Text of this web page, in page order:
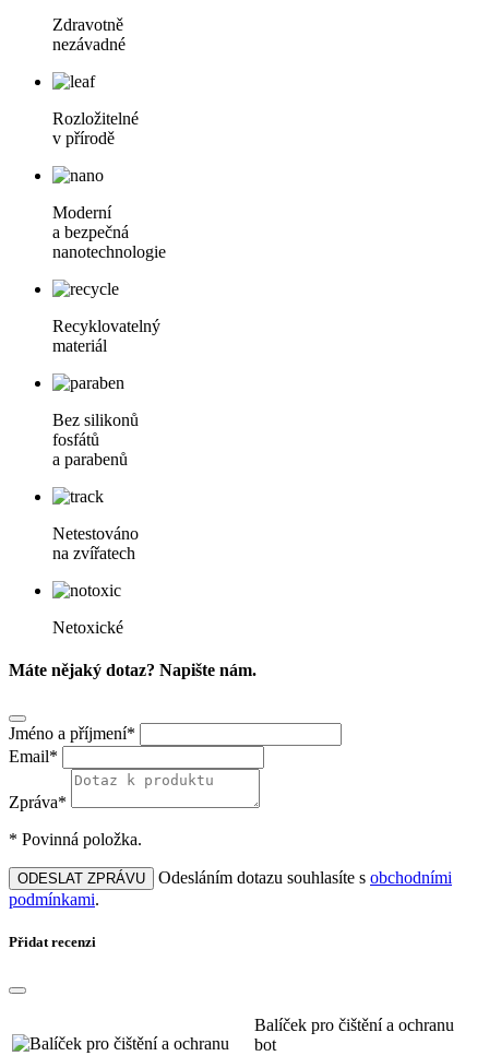
Zdravotně
nezávadné
Rozložitelné
v přírodě
Moderní
a bezpečná
nanotechnologie
Recyklovatelný
materiál
Bez silikonů
fosfátů
a parabenů
Netestováno
na zvířatech
Netoxické
Máte nějaký dotaz? Napište nám.
Jméno a příjmení*
Email*
Zpráva*
* Povinná položka.
ODESLAT ZPRÁVU Odesláním dotazu souhlasíte s obchodními
podmínkami.
Přidat recenzi
Balíček pro čištění a ochranu
bot